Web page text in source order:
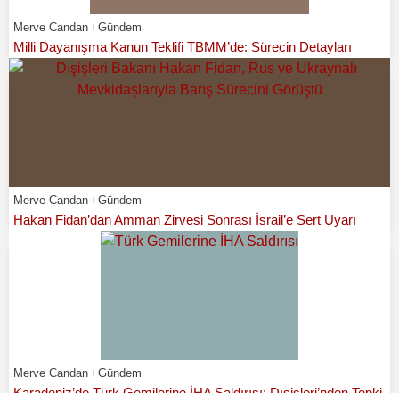
Merve Candan Gündem
Milli Dayanışma Kanun Teklifi TBMM’de: Sürecin Detayları
Merve Candan Gündem
Hakan Fidan’dan Amman Zirvesi Sonrası İsrail’e Sert Uyarı
Merve Candan Gündem